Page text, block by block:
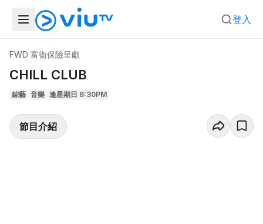
登入
FWD 富衛保險呈獻
CHILL CLUB
綜藝 音樂 逢星期日 9:30PM
節目介紹